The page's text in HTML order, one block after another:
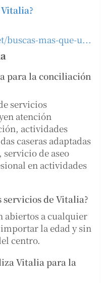
mas-que-u...
para la conciliación
servicios
atención
actividades
caseras adaptadas
de aseo
en actividades
de Vitalia?
abiertos a cualquier
la edad y sin
centro.
Vitalia para la